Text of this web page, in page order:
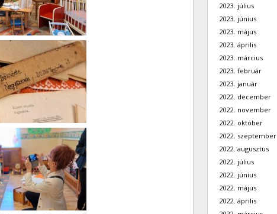
2023. július
2023. június
2023. május
2023. április
2023. március
2023. február
2023. január
2022. december
2022. november
2022. október
2022. szeptember
2022. augusztus
2022. július
2022. június
2022. május
2022. április